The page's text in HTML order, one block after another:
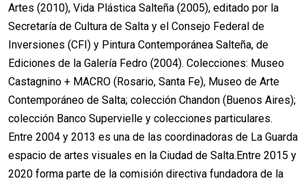
Artes (2010), Vida Plástica Salteña (2005), editado por la
Secretaría de Cultura de Salta y el Consejo Federal de
Inversiones (CFI) y Pintura Contemporánea Salteña, de
Ediciones de la Galería Fedro (2004). Colecciones: Museo
Castagnino + MACRO (Rosario, Santa Fe), Museo de Arte
Contemporáneo de Salta; colección Chandon (Buenos Aires);
colección Banco Supervielle y colecciones particulares.
Entre 2004 y 2013 es una de las coordinadoras de La Guarda
espacio de artes visuales en la Ciudad de Salta.Entre 2015 y
2020 forma parte de la comisión directiva fundadora de la